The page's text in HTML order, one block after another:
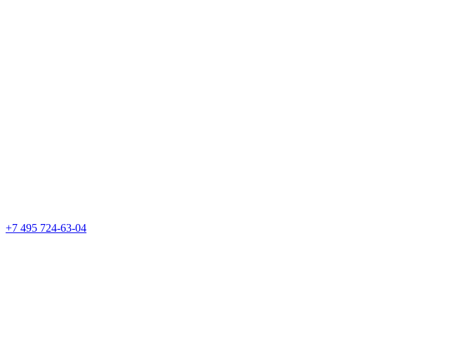
+7 495 724-63-04